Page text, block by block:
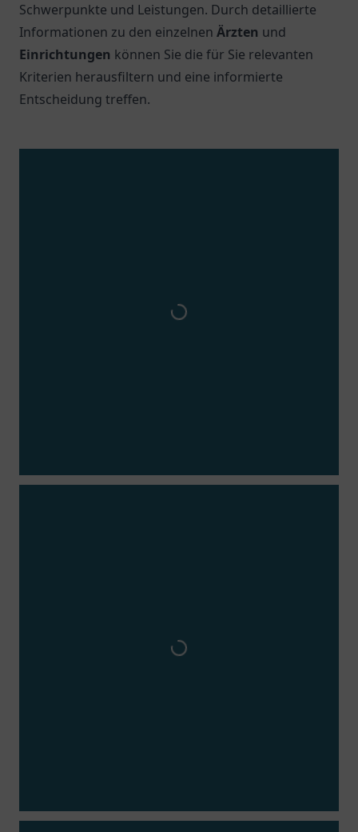
Schwerpunkte und Leistungen. Durch detaillierte
Informationen zu den einzelnen Ärzten und
Einrichtungen können Sie die für Sie relevanten
Kriterien herausfiltern und eine informierte
Entscheidung treffen.